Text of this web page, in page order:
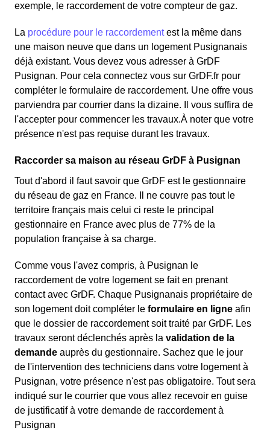
exemple, le raccordement de votre compteur de gaz.
La procédure pour le raccordementest la même dans
une maison neuve que dans un logement Pusignanais
déjà existant. Vous devez vous adresser à GrDF
Pusignan. Pour cela connectez vous sur GrDF.fr pour
compléter le formulaire de raccordement. Une offre vous
parviendra par courrier dans la dizaine. Il vous suffira de
l'accepter pour commencer les travaux.À noter que votre
présence n'est pas requise durant les travaux.
Raccorder sa maison au réseau GrDF à Pusignan
Tout d'abord il faut savoir que GrDF est le gestionnaire
du réseau de gaz en France. Il ne couvre pas tout le
territoire français mais celui ci reste le principal
gestionnaire en France avec plus de 77% de la
population française à sa charge.
Comme vous l'avez compris, à Pusignan le
raccordement de votre logement se fait en prenant
contact avec GrDF. Chaque Pusignanais propriétaire de
son logement doit compléter le formulaire en ligne afin
que le dossier de raccordement soit traité par GrDF. Les
travaux seront déclenchés après la validation de la
demande auprès du gestionnaire. Sachez que le jour
de l'intervention des techniciens dans votre logement à
Pusignan, votre présence n'est pas obligatoire. Tout sera
indiqué sur le courrier que vous allez recevoir en guise
de justificatif à votre demande de raccordement à
Pusignan